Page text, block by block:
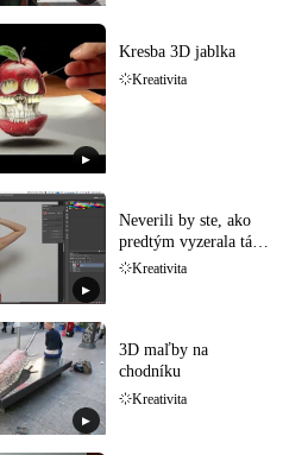
▶
Kresba 3D jablka
Kreativita
▶
Neverili by ste, ako
predtým vyzerala táto
modelka!
Kreativita
▶
3D maľby na
chodníku
Kreativita